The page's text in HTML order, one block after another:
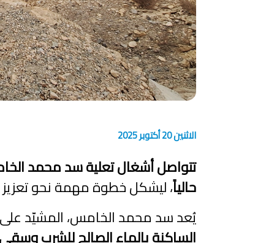
الاثنين 20 أكتوبر 2025
تتواصل أشغال تعلية سد محمد
حالياً، ليشكل خطوة مهمة نحو تعزيز
يُعد سد محمد الخامس، المشيّد على
الساكنة بالماء الصالح للشرب وسقي